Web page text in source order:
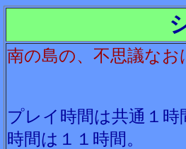
南の島の、不思議なお
プレイ時間は共通１
時間は１１時間。